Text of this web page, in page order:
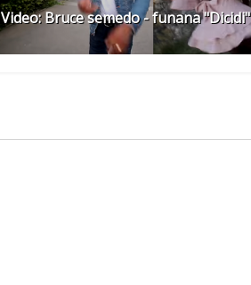
Video: Bruce semedo - funana "Dicidi"